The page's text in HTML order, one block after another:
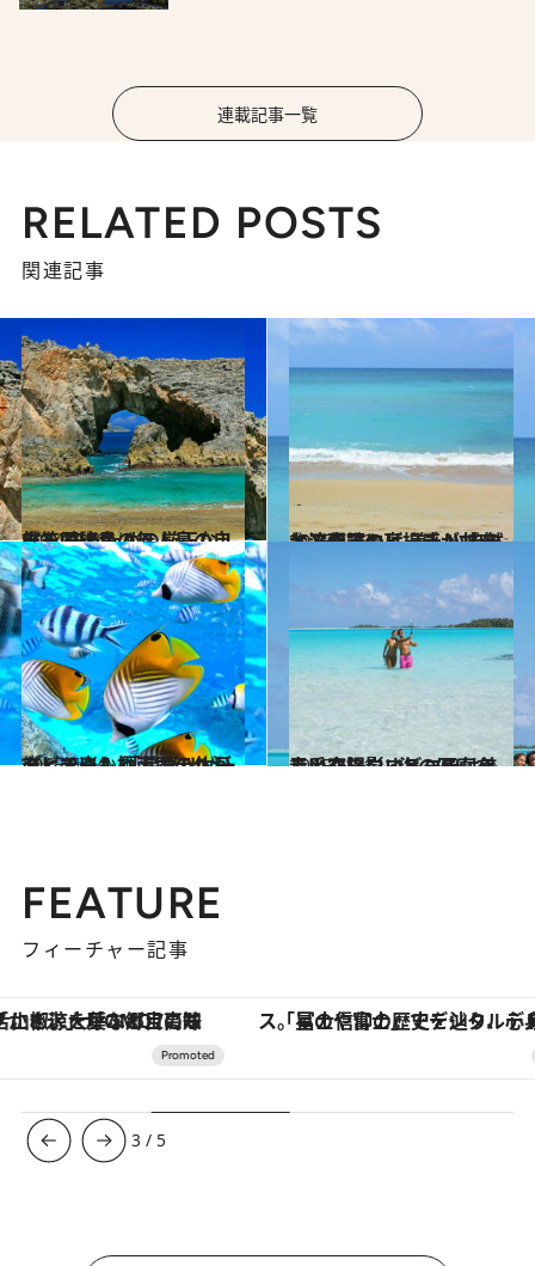
連載記事一覧
RELATED POSTS
関連記事
2014.7.16
小笠原諸島の無人島の自然を 守るための厳正なルールとは？
旅＆お出かけ 2015.5.23
台湾南端のビーチリゾート・墾丁には 美しい自然とアジアの高揚感が共存
旅＆お出かけ
2015.6.24
タヒチにも極上ホテルがデビュー！ 「星野リゾート」で楽しむ南国の休日
旅＆お出かけ 2015.6.21
青い空、白いビーチ、美しい夕陽……海の写真を上手く撮影するコツは？
ライフスタイル
FEATURE
フィーチャー記事
「星のや富士」でデジタルデトックス。冨士信仰の歴史を辿り、心身を調える。 【銀座で出合う最旬美容】美髪ケアや上質
3 / 5